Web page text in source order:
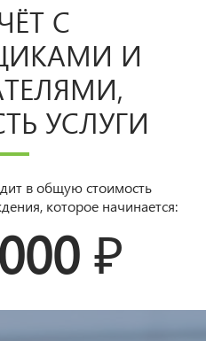
С
И
УСЛУГИ
в общую стоимость
которое начинается: